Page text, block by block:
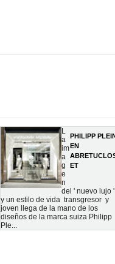
PHILIPP PLEIN
EN
ET
L
a
im
a
g
e
n
del ' nuevo lujo '
y un estilo de vida transgresor y
joven llega de la mano de los
diseños de la marca suiza Philipp
Ple...